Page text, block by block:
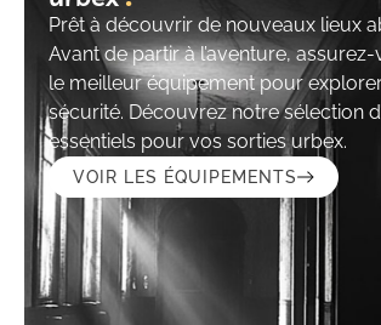
Prêt à découvrir de nouveaux lieux
Avant de partir à l’aventure, assurez-
le meilleur équipement pour
sécurité. Découvrez notre sélection
essentiels pour vos sorties urbex.
VOIR LES ÉQUIPEMENTS